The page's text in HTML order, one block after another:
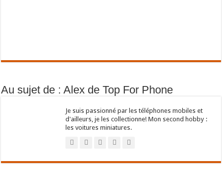
Au sujet de : Alex de Top For Phone
Je suis passionné par les téléphones mobiles et
d'ailleurs, je les collectionne! Mon second hobby :
les voitures miniatures.